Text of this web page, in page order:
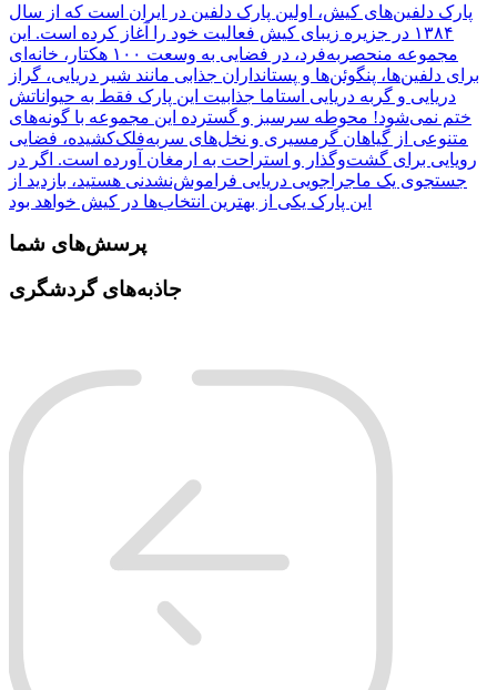
پارک دلفین‌های کیش، اولین پارک دلفین در ایران است که از سال
۱۳۸۴ در جزیره زیبای کیش فعالیت خود را آغاز کرده است. این
مجموعه منحصربه‌فرد، در فضایی به وسعت ۱۰۰ هکتار، خانه‌ای
برای دلفین‌ها، پنگوئن‌ها و پستانداران جذابی مانند شیر دریایی، گراز
دریایی و گربه دریایی استاما جذابیت این پارک فقط به حیواناتش
ختم نمی‌شود! محوطه سرسبز و گسترده این مجموعه با گونه‌های
متنوعی از گیاهان گرمسیری و نخل‌های سربه‌فلک‌کشیده، فضایی
رویایی برای گشت‌وگذار و استراحت به ارمغان آورده است. اگر در
جستجوی یک ماجراجویی دریایی فراموش‌نشدنی هستید، بازدید از
این پارک یکی از بهترین انتخاب‌ها در کیش خواهد بود
پرسش‌های شما
جاذبه‌های گردشگری